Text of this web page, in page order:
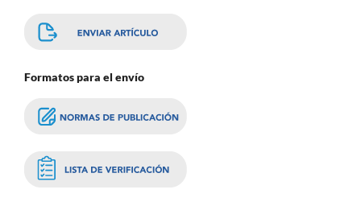
Formatos para el envío